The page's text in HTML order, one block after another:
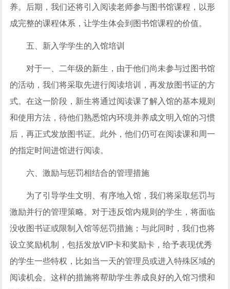
养。后期，我们还将引入阅读老师参与图书馆课程，以形
成完整的课程体系，让学生体会到图书馆课程的价值。
五、新入学学生的入馆培训
对于一、二年级的新生，由于他们尚未参与过图书馆
的活动，我们将采取先进行阅读培训，再发放图书证的方
式。在这一阶段，新生将通过阅读课了解入馆的基本规则
和使用方法，待他们熟悉馆内环境并养成文明入馆的习惯
后，再正式发放图书证。此外，他们仍可在阅读课和周一
的指定时间进馆进行阅读。
六、激励与惩罚相结合的管理措施
为了引导学生文明、有序地入馆，我们将采取惩罚与
激励并行的管理策略。对于违反馆内规则的学生，将面临
没收图书证或限制入馆等惩罚措施；与此同时，我们也将
设立奖励机制，包括发放VIP卡和奖励卡，给予表现优秀
的学生一些特权，比如当一天的管理员或进入特殊区域的
阅读机会。这样的措施将帮助学生养成良好的入馆习惯和